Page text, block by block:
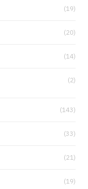
(19)
(20)
(14)
(2)
(143)
(33)
(21)
(19)